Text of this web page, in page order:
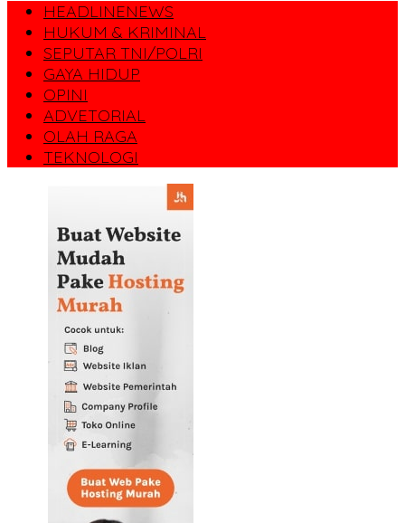
HEADLINENEWS
HUKUM & KRIMINAL
SEPUTAR TNI/POLRI
GAYA HIDUP
OPINI
ADVETORIAL
OLAH RAGA
TEKNOLOGI